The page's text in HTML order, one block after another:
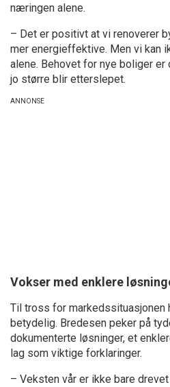
næringen alene.
– Det er positivt at vi renoverer
mer energieffektive. Men vi kan
alene. Behovet for nye boliger er
jo større blir etterslepet.
Vokser med enklere
Til tross for markedssituasjonen
betydelig. Bredesen peker på
dokumenterte løsninger, et
lag som viktige forklaringer.
– Veksten vår er ikke bare